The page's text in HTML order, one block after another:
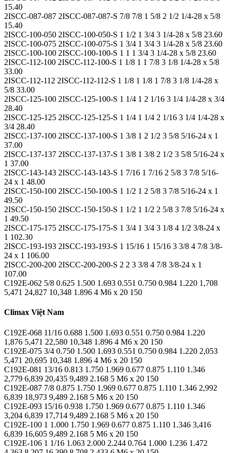
15.40
2ISCC-087-087 2ISCC-087-087-S 7/8 7/8 1 5/8 2 1/2 1/4-28 x 5/8
15.40
2ISCC-100-050 2ISCC-100-050-S 1 1/2 1 3/4 3 1/4-28 x 5/8 23.60
2ISCC-100-075 2ISCC-100-075-S 1 3/4 1 3/4 3 1/4-28 x 5/8 23.60
2ISCC-100-100 2ISCC-100-100-S 1 1 1 3/4 3 1/4-28 x 5/8 23.60
2ISCC-112-100 2ISCC-112-100-S 1 1/8 1 1 7/8 3 1/8 1/4-28 x 5/8
33.00
2ISCC-112-112 2ISCC-112-112-S 1 1/8 1 1/8 1 7/8 3 1/8 1/4-28 x
5/8 33.00
2ISCC-125-100 2ISCC-125-100-S 1 1/4 1 2 1/16 3 1/4 1/4-28 x 3/4
28.40
2ISCC-125-125 2ISCC-125-125-S 1 1/4 1 1/4 2 1/16 3 1/4 1/4-28 x
3/4 28.40
2ISCC-137-100 2ISCC-137-100-S 1 3/8 1 2 1/2 3 5/8 5/16-24 x 1
37.00
2ISCC-137-137 2ISCC-137-137-S 1 3/8 1 3/8 2 1/2 3 5/8 5/16-24 x
1 37.00
2ISCC-143-143 2ISCC-143-143-S 1 7/16 1 7/16 2 5/8 3 7/8 5/16-
24 x 1 48.00
2ISCC-150-100 2ISCC-150-100-S 1 1/2 1 2 5/8 3 7/8 5/16-24 x 1
49.50
2ISCC-150-150 2ISCC-150-150-S 1 1/2 1 1/2 2 5/8 3 7/8 5/16-24 x
1 49.50
2ISCC-175-175 2ISCC-175-175-S 1 3/4 1 3/4 3 1/8 4 1/2 3/8-24 x
1 102.30
2ISCC-193-193 2ISCC-193-193-S 1 15/16 1 15/16 3 3/8 4 7/8 3/8-
24 x 1 106.00
2ISCC-200-200 2ISCC-200-200-S 2 2 3 3/8 4 7/8 3/8-24 x 1
107.00
C192E-062 5/8 0.625 1.500 1.693 0.551 0.750 0.984 1.220 1,708
5,471 24,827 10,348 1.896 4 M6 x 20 150
Climax Việt Nam
C192E-068 11/16 0.688 1.500 1.693 0.551 0.750 0.984 1.220
1,876 5,471 22,580 10,348 1.896 4 M6 x 20 150
C192E-075 3/4 0.750 1.500 1.693 0.551 0.750 0.984 1.220 2,053
5,471 20,695 10,348 1.896 4 M6 x 20 150
C192E-081 13/16 0.813 1.750 1.969 0.677 0.875 1.110 1.346
2,779 6,839 20,435 9,489 2.168 5 M6 x 20 150
C192E-087 7/8 0.875 1.750 1.969 0.677 0.875 1.110 1.346 2,992
6,839 18,973 9,489 2.168 5 M6 x 20 150
C192E-093 15/16 0.938 1.750 1.969 0.677 0.875 1.110 1.346
3,204 6,839 17,714 9,489 2.168 5 M6 x 20 150
C192E-100 1 1.000 1.750 1.969 0.677 0.875 1.110 1.346 3,416
6,839 16,605 9,489 2.168 5 M6 x 20 150
C192E-106 1 1/16 1.063 2.000 2.244 0.764 1.000 1.236 1.472